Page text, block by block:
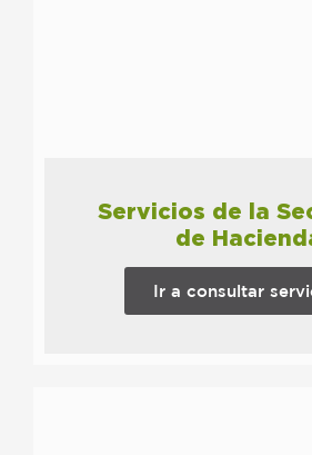
Servicios de la
de
Ir a consultar